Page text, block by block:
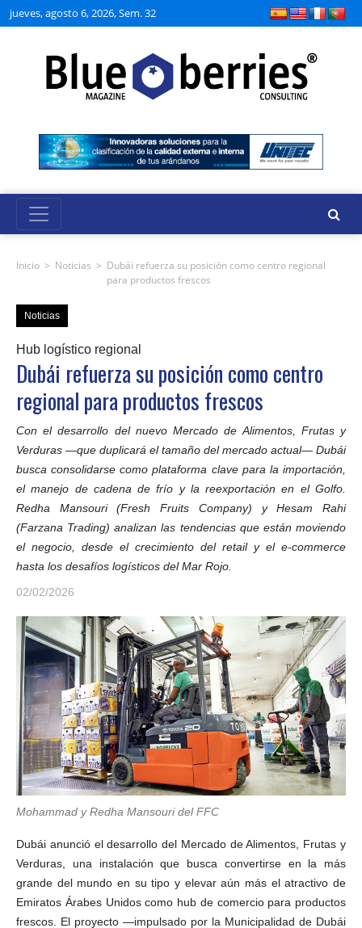
jueves, agosto 6, 2026, Sem. 32
Inicio > Noticias > Dubái refuerza su posición como centro regional
para productos frescos
Noticias
Hub logístico regional
Dubái refuerza su posición como centro
regional para productos frescos
Con el desarrollo del nuevo Mercado de Alimentos, Frutas y
Verduras —que duplicará el tamaño del mercado actual— Dubái
busca consolidarse como plataforma clave para la importación,
el manejo de cadena de frío y la reexportación en el Golfo.
Redha Mansouri (Fresh Fruits Company) y Hesam Rahi
(Farzana Trading) analizan las tendencias que están moviendo
el negocio, desde el crecimiento del retail y el e-commerce
hasta los desafíos logísticos del Mar Rojo.
02/02/2026
Mohammad y Redha Mansouri del FFC
Dubái anunció el desarrollo del Mercado de Alimentos, Frutas y
Verduras, una instalación que busca convertirse en la más
grande del mundo en su tipo y elevar aún más el atractivo de
Emiratos Árabes Unidos como hub de comercio para productos
frescos. El proyecto —impulsado por la Municipalidad de Dubái